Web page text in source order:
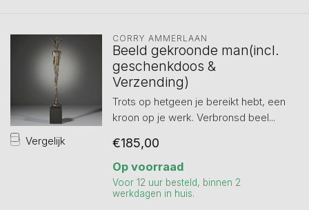
Vergelijk
CORRY AMMERLAAN
Beeld gekroonde man(incl.
geschenkdoos &
Verzending)
Trots op hetgeen je bereikt hebt, een
kroon op je werk. Verbronsd beel...
€185,00
Op voorraad
Voor 12 uur besteld, binnen 2
werkdagen in huis.